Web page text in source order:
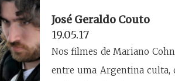
José Geraldo Couto
19.05.17
Nos filmes de Mariano
entre uma Argentina culta,